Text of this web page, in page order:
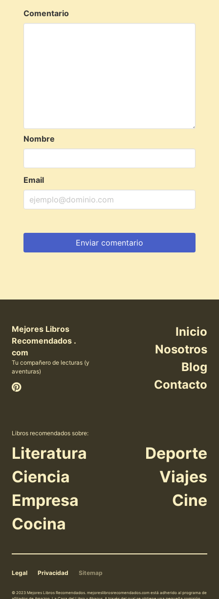
Comentario
Nombre
Email
Mejores Libros
Recomendados .
com
Tu compañero de lecturas (y
aventuras)
Inicio
Nosotros
Blog
Contacto
Libros recomendados sobre:
Literatura
Ciencia
Empresa
Cocina
Deporte
Viajes
Cine
Legal Privacidad Sitemap
© 2023 Mejores Libros Recomendados. mejoreslibrosrecomendados.com está adherido al programa de